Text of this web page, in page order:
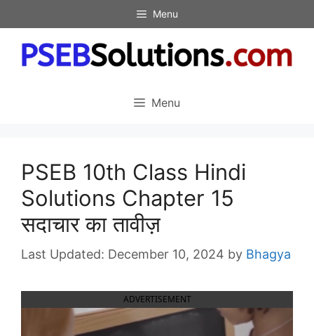
to
content
Menu
Menu
PSEB 10th Class Hindi
Solutions Chapter 15
सदाचार का तावीज़
December 10, 2024 by Bhagya
ADVERTISEMENT